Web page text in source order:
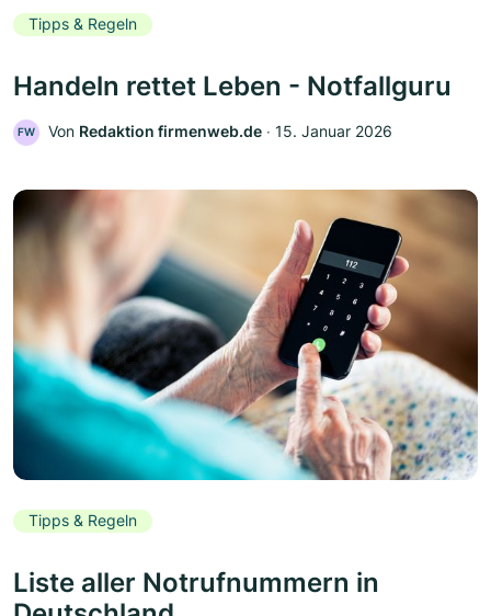
Tipps & Regeln
Handeln rettet Leben - Notfallguru
FW Von Redaktion firmenweb.de ‧ 15. Januar 2026
Tipps & Regeln
Liste aller Notrufnummern in